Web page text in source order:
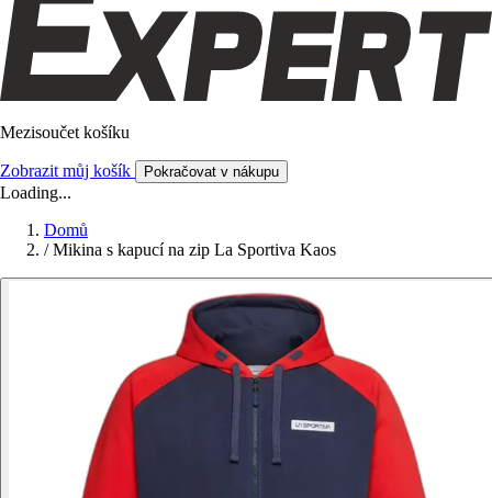
Mezisoučet košíku
Zobrazit můj košík Pokračovat v nákupu
Loading...
Domů
/ Mikina s kapucí na zip La Sportiva Kaos